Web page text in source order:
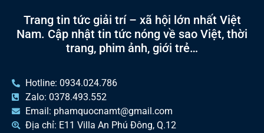
Trang tin tức giải trí – xã hội lớn nhất Việt
Nam. Cập nhật tin tức nóng về sao Việt, thời
trang, phim ảnh, giới trẻ…
Hotline: 0934.024.786
Zalo: 0378.493.552
Email: phamquocnamt@gmail.com
Địa chỉ: E11 Villa An Phú Đông, Q.12